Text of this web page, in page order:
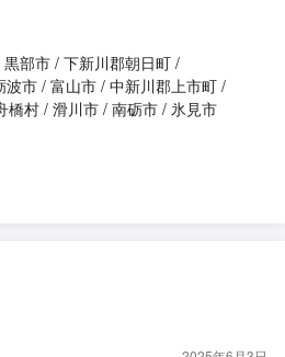
黒部市 下新川郡朝日町
波市 富山市 中新川郡上市町
橋村 滑川市 南砺市 氷見市